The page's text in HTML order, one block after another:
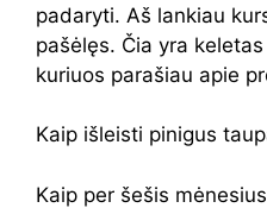
padaryti. Aš lankiau
pašėlęs. Čia yra
kuriuos parašiau apie
Kaip išleisti pinigus
Kaip per šešis